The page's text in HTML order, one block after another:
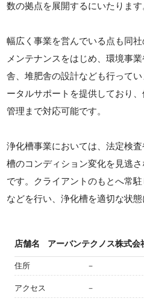
数の拠点を展開するにいたります
幅広く事業を営んでいる点も同
メンテナンスをはじめ、環境事
舎、堆肥舎の設計なども行って
ータルサポートを提供しており
管理まで対応可能です。
浄化槽事業においては、法定検
槽のコンディション変化を見逃
です。クライアントのもとへ常
などを行い、浄化槽を適切な状態
店舗名 アーバンテクノス株式会
住所 －
アクセス －